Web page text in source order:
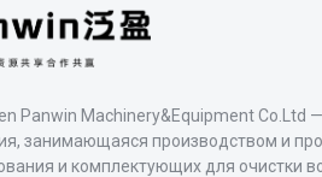
Panwin Machinery&Equipment Co.Ltd —
занимающаяся производством и
и комплектующих для очистки